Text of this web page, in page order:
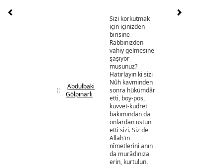
Abdulbaki
Gölpınarlı
Sizi korkutmak
için içinizden
birisine
Rabbinizden
vahiy gelmesine
şaşıyor
musunuz?
Hatırlayın ki sizi
Nûh kavminden
sonra hükümdâr
etti, boy-pos,
kuvvet-kudret
bakımından da
onlardan üstün
etti sizi. Siz de
Allah'ın
nîmetlerini anın
da murâdınıza
erin, kurtulun.